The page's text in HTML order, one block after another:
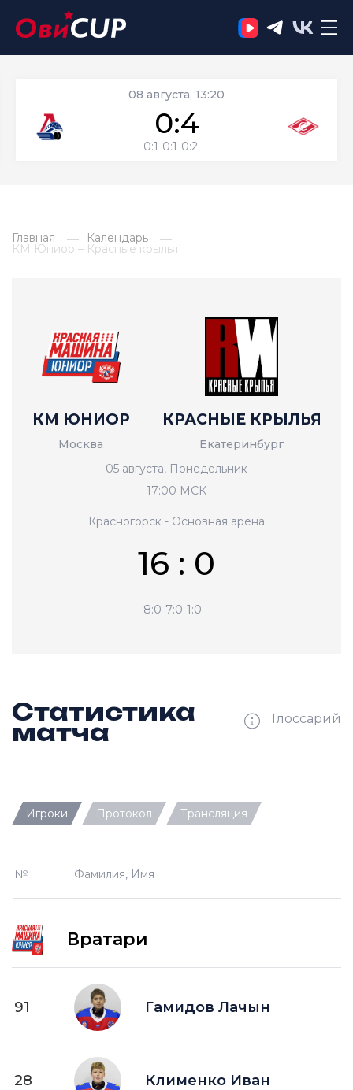
08 августа, 13:20
0:4
0:1 0:1 0:2
Главная Календарь
КМ Юниор – Красные крылья
КМ ЮНИОР
Москва
05 августа, Понедельник
17:00 МСК
Красногорск - Основная арена
16 : 0
8:0 7:0 1:0
КРАСНЫЕ КРЫЛЬЯ
Екатеринбург
Статистика
матча Глоссарий
П — кол-во передач
игрока на площадке
-2 —
игроков на площад
шайба забитая в большинстве на одного
игрока на площадке
+2 — шайба забитая в большинстве на двух
шайба забитая в пустые ворота
Игроки Протокол Трансляция
№ Фамилия, Имя
Вратари
91 Гамидов Лачын
28 Клименко Иван